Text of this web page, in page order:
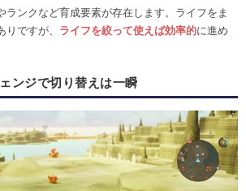
ランクなど育成要素が存在します。ライフをま
ですが、 ライフを絞って使えば効率的に進め
ンジで切り替えは一瞬